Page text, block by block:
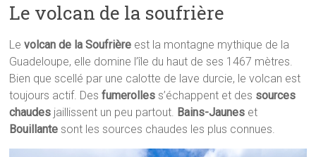
Le volcan de la soufrière
Levolcan de la Soufrière est la montagne mythique de la
Guadeloupe, elle domine l’île du haut de ses 1467 mètres.
Bien que scellé par une calotte de lave durcie, le volcan est
toujours actif. Desfumerolles s’échappent et des sources
chaudes jaillissent un peu partout. Bains-Jaunes et
Bouillante sont les sources chaudes les plus connues.